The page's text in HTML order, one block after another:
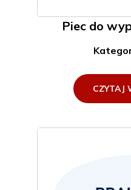
Piec do
CZYTAJ